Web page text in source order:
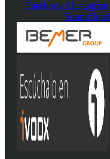
Facebook-f Instagram
Soundcloud